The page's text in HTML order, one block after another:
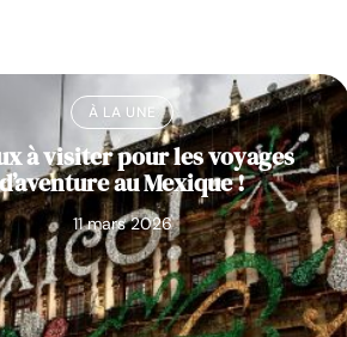
À LA UNE
à visiter pour les voyages
d’aventure au Mexique !
11 mars 2026